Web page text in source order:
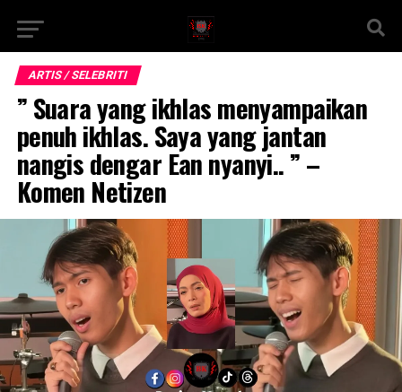
ARTIS / SELEBRITI
” Suara yang ikhlas menyampaikan
penuh ikhlas. Saya yang jantan
nangis dengar Ean nyanyi.. ” –
Komen Netizen